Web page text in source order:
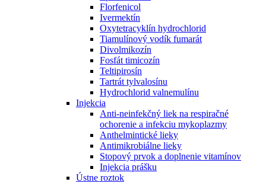
Florfenicol
Ivermektín
Oxytetracyklín hydrochlorid
Tiamulínový vodík fumarát
Divolmikozín
Fosfát timicozín
Teltipirosín
Tartrát tylvalosínu
Hydrochlorid valnemulínu
Injekcia
Anti-neinfekčný liek na respiračné
ochorenie a infekciu mykoplazmy
Anthelmintické lieky
Antimikrobiálne lieky
Stopový prvok a doplnenie vitamínov
Injekcia prášku
Ústne roztok